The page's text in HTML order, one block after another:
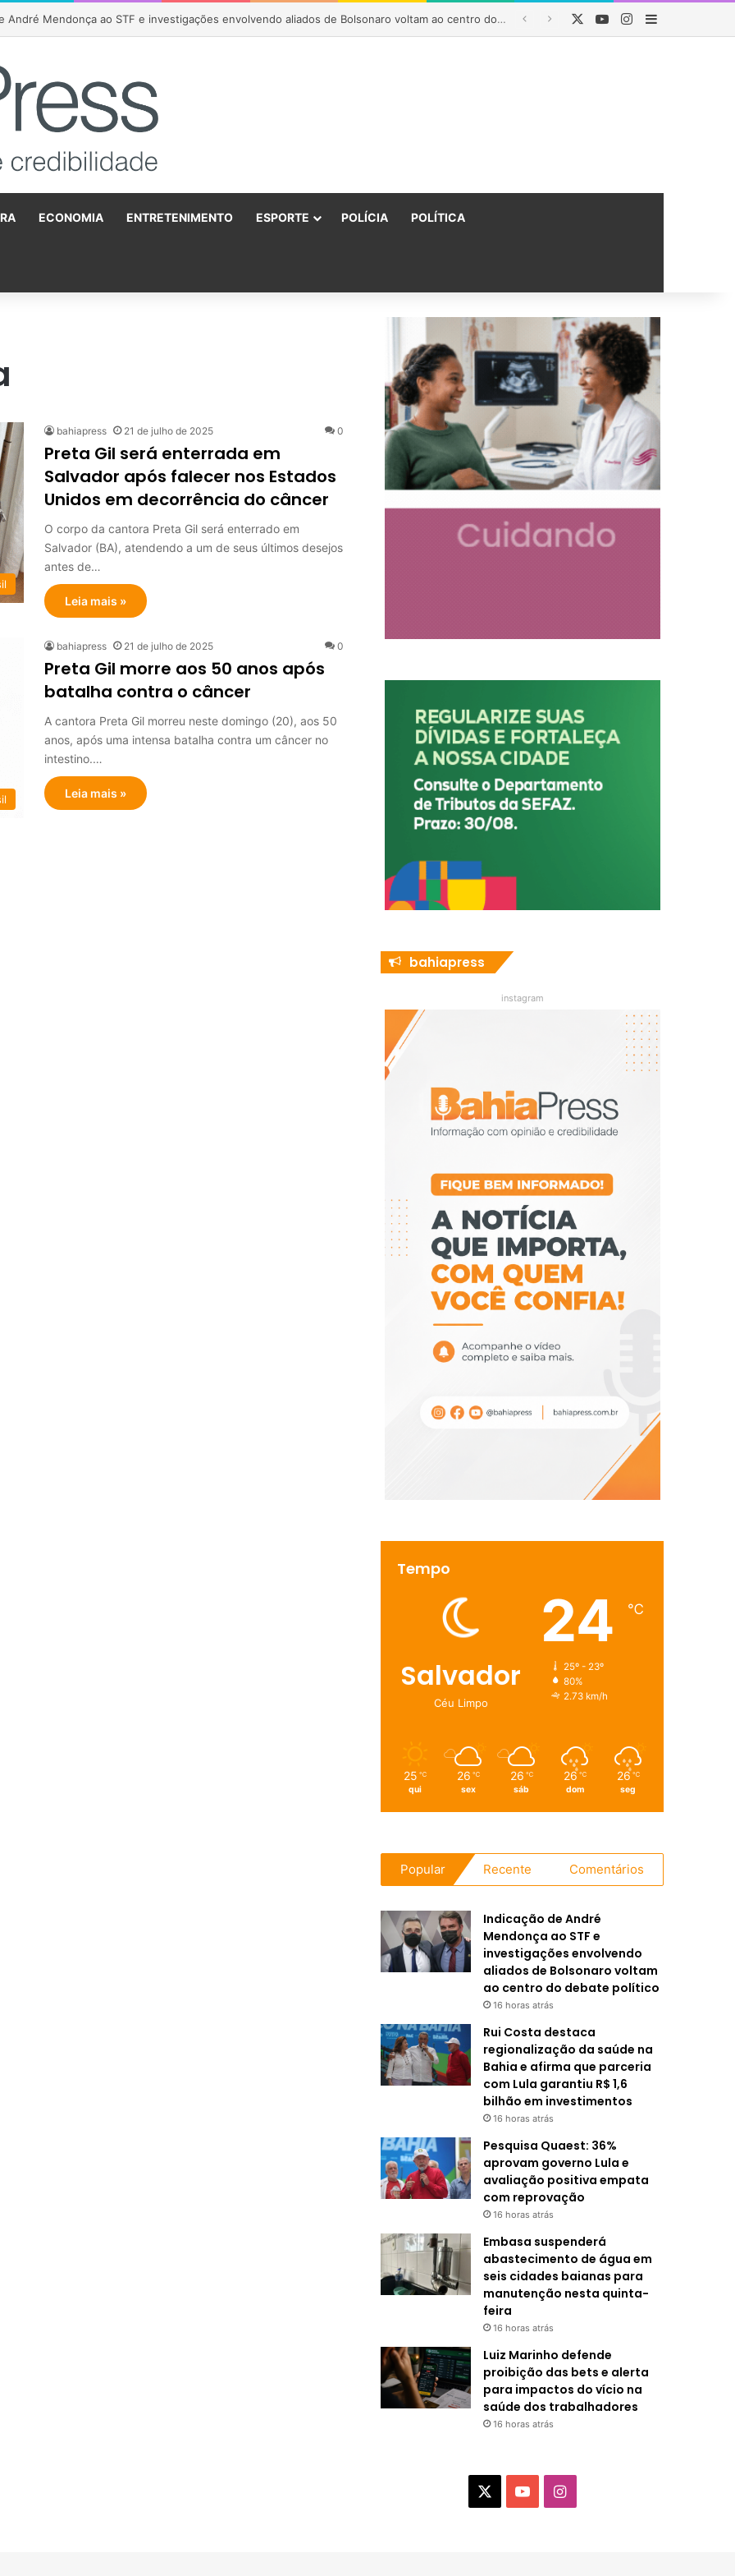
Indicação de André Mendonça ao STF e investigações envolvendo aliados de Bolsonaro voltam ao centro do debate político YouTubeInstagram
ECONOMIA ENTRETENIMENTO ESPORTE POLÍCIA POLÍTICA
bahiapress 21 de julho de 2025 0
Preta Gil será enterrada em
Salvador após falecer nos Estados
Unidos em decorrência do câncer
O corpo da cantora Preta Gil será enterrado em
Salvador (BA), atendendo a um de seus últimos desejos
antes de…
Leia mais »
bahiapress 21 de julho de 2025 0
Preta Gil morre aos 50 anos após
batalha contra o câncer
A cantora Preta Gil morreu neste domingo (20), aos 50
anos, após uma intensa batalha contra um câncer no
intestino.…
Leia mais »
bahiapress
instagram
Tempo
Salvador
Céu Limpo
24 ℃
25º - 23º
80%
2.73 km/h
25 ℃
qui
26 ℃
sex
26 ℃
sáb
26 ℃
dom
26 ℃
seg
Popular Recente Comentários
Indicação de André
Mendonça ao STF e
investigações envolvendo
aliados de Bolsonaro voltam
ao centro do debate político
16 horas atrás
Rui Costa destaca
regionalização da saúde na
Bahia e afirma que parceria
com Lula garantiu R$ 1,6
bilhão em investimentos
16 horas atrás
Pesquisa Quaest: 36%
aprovam governo Lula e
avaliação positiva empata
com reprovação
16 horas atrás
Embasa suspenderá
abastecimento de água em
seis cidades baianas para
manutenção nesta quinta-
feira
16 horas atrás
Luiz Marinho defende
proibição das bets e alerta
para impactos do vício na
saúde dos trabalhadores
16 horas atrás
Y
I